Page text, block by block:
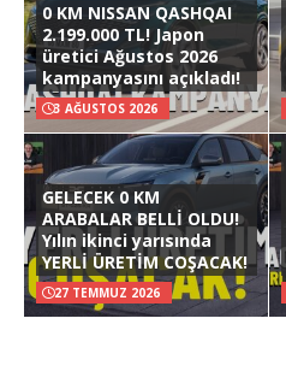
0 KM NISSAN QASHQAI
2.199.000 TL! Japon
üretici Ağustos 2026
kampanyasını açıkladı!
3 AĞUSTOS 2026
GELECEK 0 KM
ARABALAR BELLİ OLDU!
Yılın ikinci yarısında
YERLİ ÜRETİM COŞACAK!
27 TEMMUZ 2026